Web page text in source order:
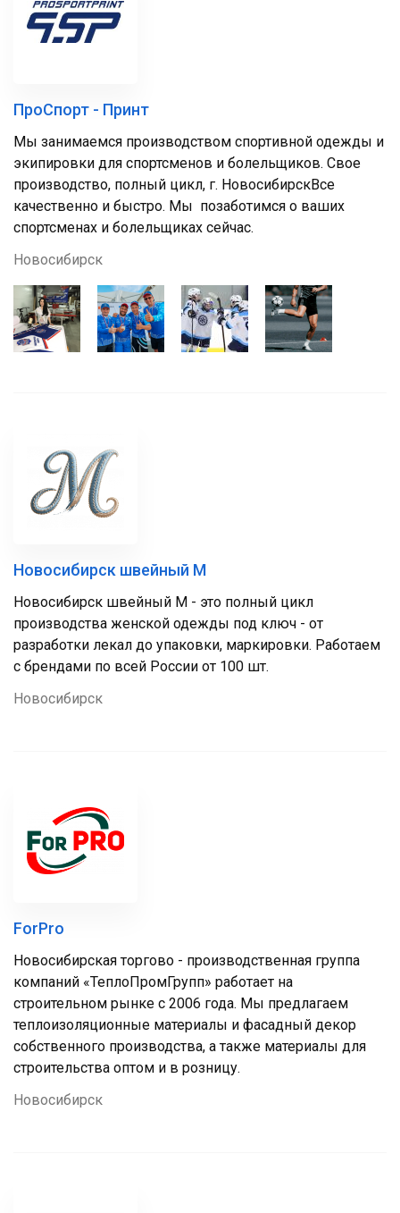
ПроСпорт - Принт
Мы занимаемся производством спортивной одежды и
экипировки для спортсменов и болельщиков. Свое
производство, полный цикл, г. НовосибирскВсе
качественно и быстро. Мы позаботимся о ваших
спортсменах и болельщиках сейчас.
Новосибирск
Новосибирск швейный М
Новосибирск швейный М - это полный цикл
производства женской одежды под ключ - от
разработки лекал до упаковки, маркировки. Работаем
с брендами по всей России от 100 шт.
Новосибирск
ForPro
Новосибирская торгово - производственная группа
компаний «ТеплоПромГрупп» работает на
строительном рынке с 2006 года. Мы предлагаем
теплоизоляционные материалы и фасадный декор
собственного производства, а также материалы для
строительства оптом и в розницу.
Новосибирск